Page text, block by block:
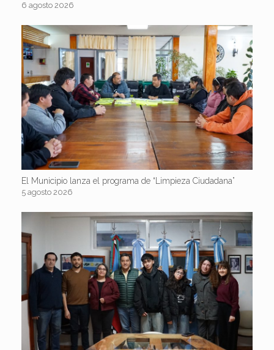
6 agosto 2026
El Municipio lanza el programa de “Limpieza Ciudadana”
5 agosto 2026